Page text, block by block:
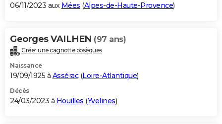
S'inscrire
Se connecter
Lycées
Collèges
Primaires
Universités
Entreprises
Service militaire
Avis de recherche
AVIS DE DÉCÈS
Bricolage
Lifestyle
Culture
Sport
Auto
Television
Voyage
Cinema
06/11/2023 aux Mées (Alpes-de-Haute-Provence)
Georges VAILHEN (97 ans)
Créer une cagnotte obsèques
Naissance
19/09/1925 à Assérac(Loire-Atlantique)
Décès
24/03/2023 à Houilles (Yvelines)